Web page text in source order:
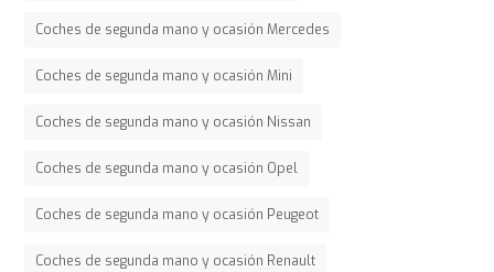
Coches de segunda mano y ocasión Mercedes
Coches de segunda mano y ocasión Mini
Coches de segunda mano y ocasión Nissan
Coches de segunda mano y ocasión Opel
Coches de segunda mano y ocasión Peugeot
Coches de segunda mano y ocasión Renault